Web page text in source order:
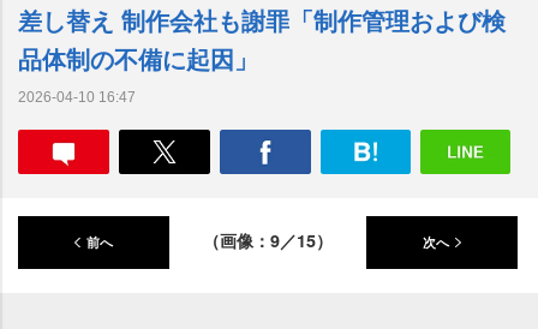
差し替え 制作会社も謝罪「制作管理および検
品体制の不備に起因」
2026-04-10 16:47
前へ （画像：9／15） 次へ